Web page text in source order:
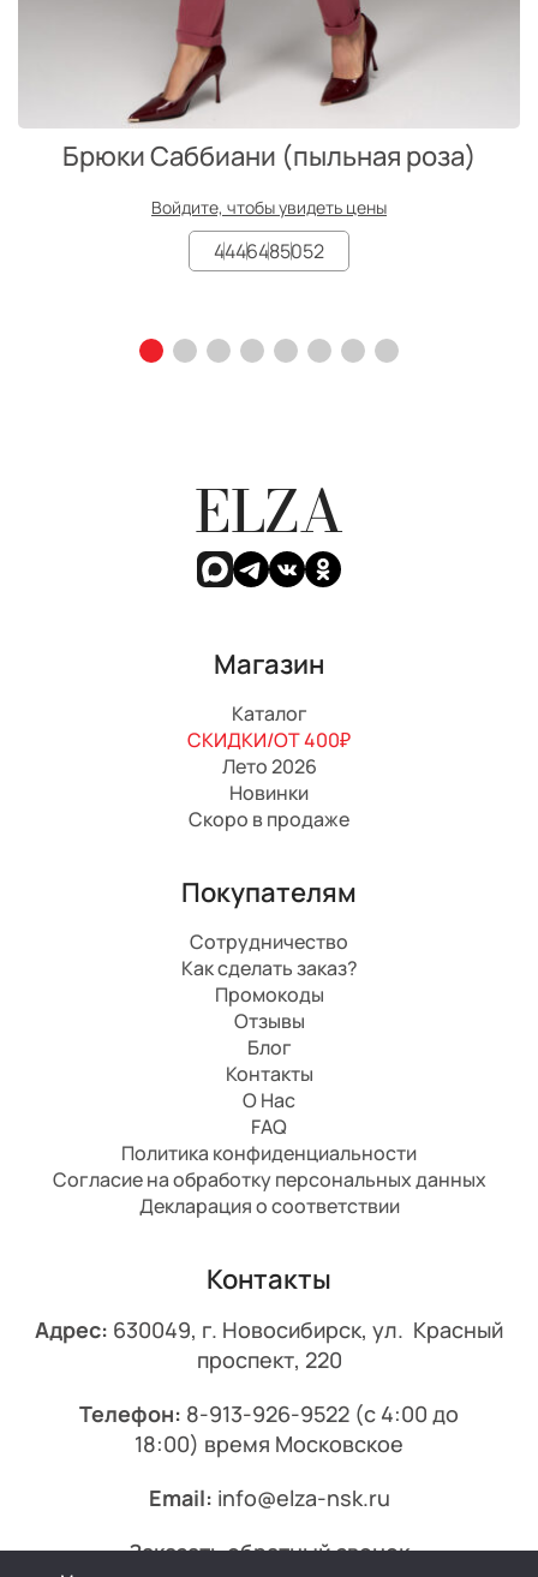
Брюки Саббиани (пыльная роза)
Войдите, чтобы увидеть цены
4446485052
ELZA
Магазин
Каталог
СКИДКИ/ОТ 400₽
Лето 2026
Новинки
Скоро в продаже
Покупателям
Сотрудничество
Как сделать заказ?
Промокоды
Отзывы
Блог
Контакты
О Нас
FAQ
Политика конфиденциальности
Согласие на обработку персональных данных
Декларация о соответствии
Контакты
Адрес: 630049, г. Новосибирск, ул. Красный
проспект, 220
Телефон: 8-913-926-9522 (с 4:00 до
18:00) время Московское
Email: info@elza-nsk.ru
Заказать обратный звонок